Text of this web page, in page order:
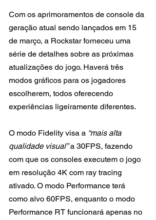
Com os aprimoramentos de console da
geração atual sendo lançados em 15
de março, a Rockstar forneceu uma
série de detalhes sobre as próximas
atualizações do jogo. Haverá três
modos gráficos para os jogadores
escolherem, todos oferecendo
experiências ligeiramente diferentes.
O modo Fidelity visa a “mais alta
qualidade visual” a 30FPS, fazendo
com que os consoles executem o jogo
em resolução 4K com ray tracing
ativado. O modo Performance terá
como alvo 60FPS, enquanto o modo
Performance RT funcionará apenas no